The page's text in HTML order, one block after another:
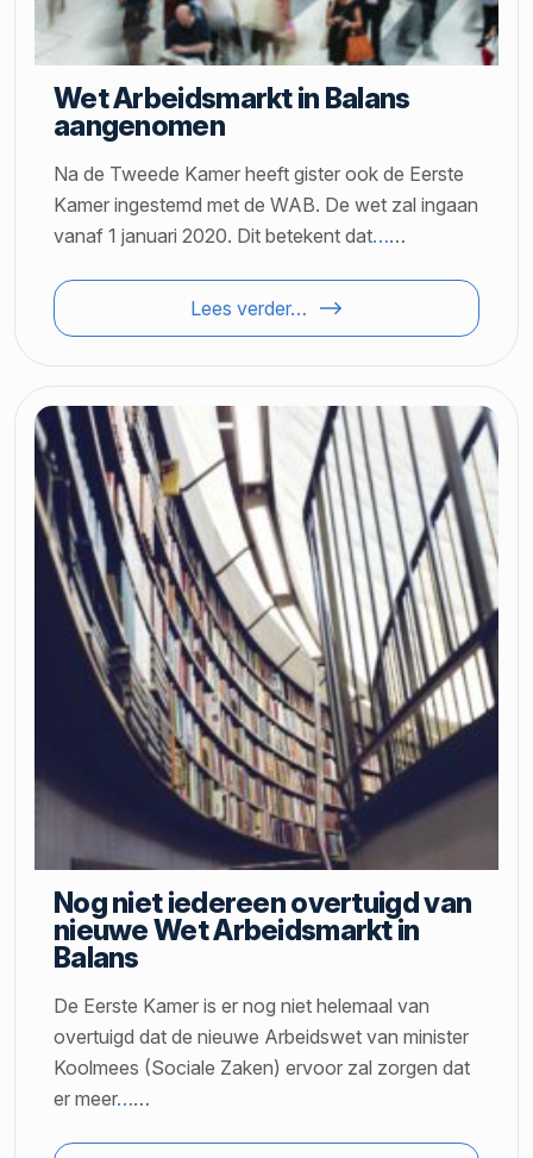
Wet Arbeidsmarkt in Balans
aangenomen
Na de Tweede Kamer heeft gister ook de Eerste
Kamer ingestemd met de WAB. De wet zal ingaan
vanaf 1 januari 2020. Dit betekent dat……
Lees verder…
Nog niet iedereen overtuigd van
nieuwe Wet Arbeidsmarkt in
Balans
De Eerste Kamer is er nog niet helemaal van
overtuigd dat de nieuwe Arbeidswet van minister
Koolmees (Sociale Zaken) ervoor zal zorgen dat
er meer……